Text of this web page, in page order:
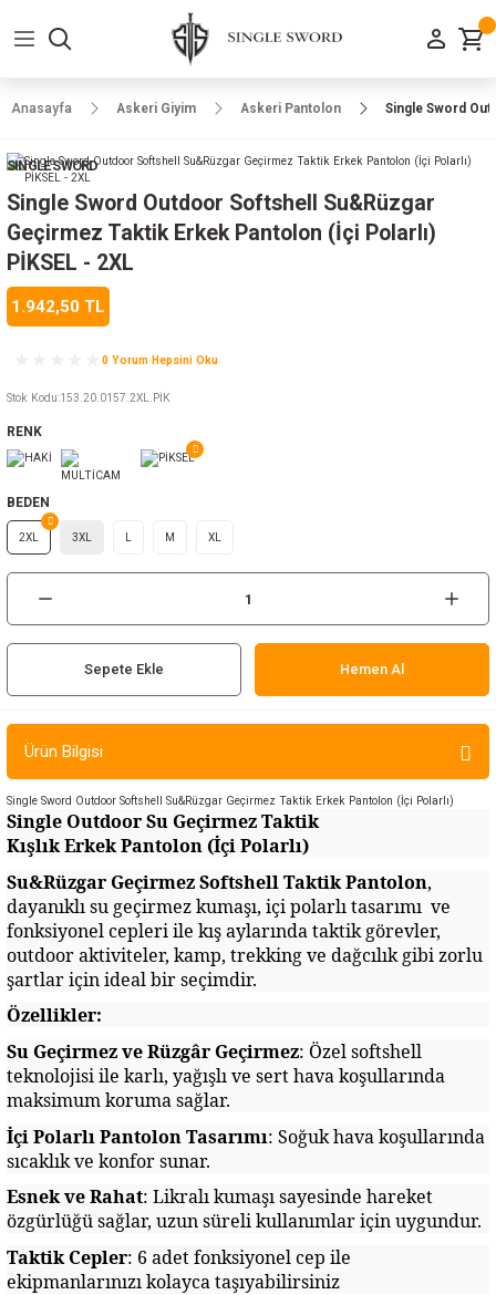
Geri Dön
Geri Dön
Combat
ve Çorap
Geri Dön
Geri Dön
Geri Dön
Geri Dön
Geri Dön
Anasayfa Askeri Giyim Askeri Pantolon Single Sword
SINGLE SWORD
Single Sword Outdoor Softshell Su&Rüzgar
Geçirmez Taktik Erkek Pantolon (İçi Polarlı)
PİKSEL - 2XL
1.942,50 TL
0 Yorum Hepsini Oku
Stok Kodu:153.20.0157.2XL.PİK
RENK
BEDEN
2XL 3XL M XL
Sepete Ekle Hemen Al
Ürün Bilgisi
Single Sword Outdoor Softshell Su&Rüzgar Geçirmez Taktik Erkek Pantolon (İçi Polarlı)
Single Outdoor Su Geçirmez Taktik
Kışlık Erkek Pantolon (İçi Polarlı)
Su&Rüzgar Geçirmez Softshell Taktik Pantolon,
dayanıklı su geçirmez kumaşı, içi polarlı tasarımı ve
fonksiyonel cepleri ile kış aylarında taktik görevler,
outdoor aktiviteler, kamp, trekking ve dağcılık gibi zorlu
şartlar için ideal bir seçimdir.
Özellikler:
Su Geçirmez ve Rüzgâr Geçirmez: Özel softshell
teknolojisi ile karlı, yağışlı ve sert hava koşullarında
maksimum koruma sağlar.
İçi Polarlı Pantolon Tasarımı: Soğuk hava koşullarında
sıcaklık ve konfor sunar.
Esnek ve Rahat: Likralı kumaşı sayesinde hareket
özgürlüğü sağlar, uzun süreli kullanımlar için uygundur.
Taktik Cepler: 6 adet fonksiyonel cep ile
ekipmanlarınızı kolayca taşıyabilirsiniz